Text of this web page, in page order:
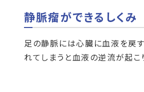
静脈瘤ができるしくみ
足の静脈には心臓に血液を戻す
れてしまうと血液の逆流が起こ